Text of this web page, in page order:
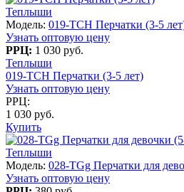
Теплыши
Модель: 019-TCH Перчатки (3-5
Узнать оптовую цену
РРЦ: 1 030 руб.
Теплыши
019-TCH Перчатки (3-5 лет)
Узнать оптовую цену
РРЦ:
1 030 руб.
Купить
Теплыши
Модель: 028-TGg Перчатки для
Узнать оптовую цену